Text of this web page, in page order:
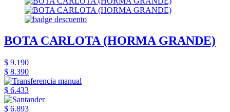
BOTA CARLOTA (HORMA GRANDE)
$ 9.190
$ 8.390
$ 6.433
$ 6.893